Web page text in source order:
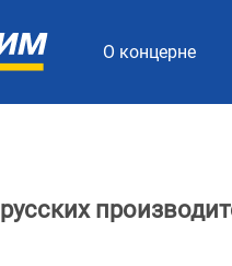
О концерне